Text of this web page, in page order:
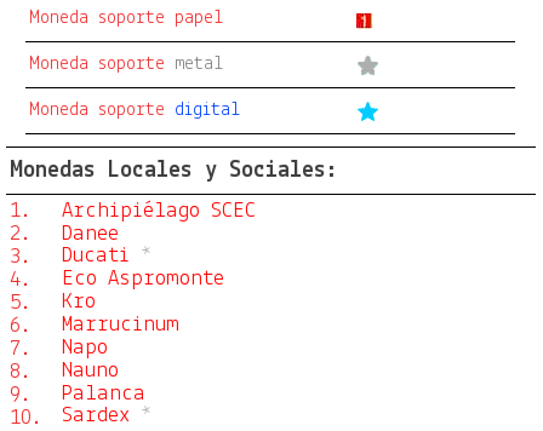
Moneda soporte papel
Moneda soporte metal
Moneda soporte digital
Monedas Locales y Sociales:
1.
2.
3.
4.
5.
6.
7.
8.
9.
10.
Archipiélago SCEC
Danee
Ducati *
Eco Aspromonte
Kro
Marrucinum
Napo
Nauno
Palanca
Sardex *